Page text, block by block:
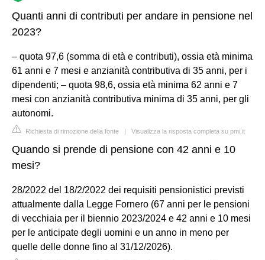
Quanti anni di contributi per andare in pensione nel
2023?
– quota 97,6 (somma di età e contributi), ossia età minima
61 anni e 7 mesi e anzianità contributiva di 35 anni, per i
dipendenti; – quota 98,6, ossia età minima 62 anni e 7
mesi con anzianità contributiva minima di 35 anni, per gli
autonomi.
Richiesta di rimozione della fonte | Visualizza la risposta completa su pmi.it
Quando si prende di pensione con 42 anni e 10
mesi?
28/2022 del 18/2/2022 dei requisiti pensionistici previsti
attualmente dalla Legge Fornero (67 anni per le pensioni
di vecchiaia per il biennio 2023/2024 e 42 anni e 10 mesi
per le anticipate degli uomini e un anno in meno per
quelle delle donne fino al 31/12/2026).